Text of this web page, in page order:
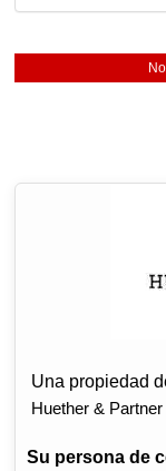
Una propiedad
Huether & Partner
Su persona de